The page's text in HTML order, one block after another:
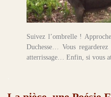
Suivez l’ombrelle !
Duchesse… Vous
atterrissage… Enfin, si vous